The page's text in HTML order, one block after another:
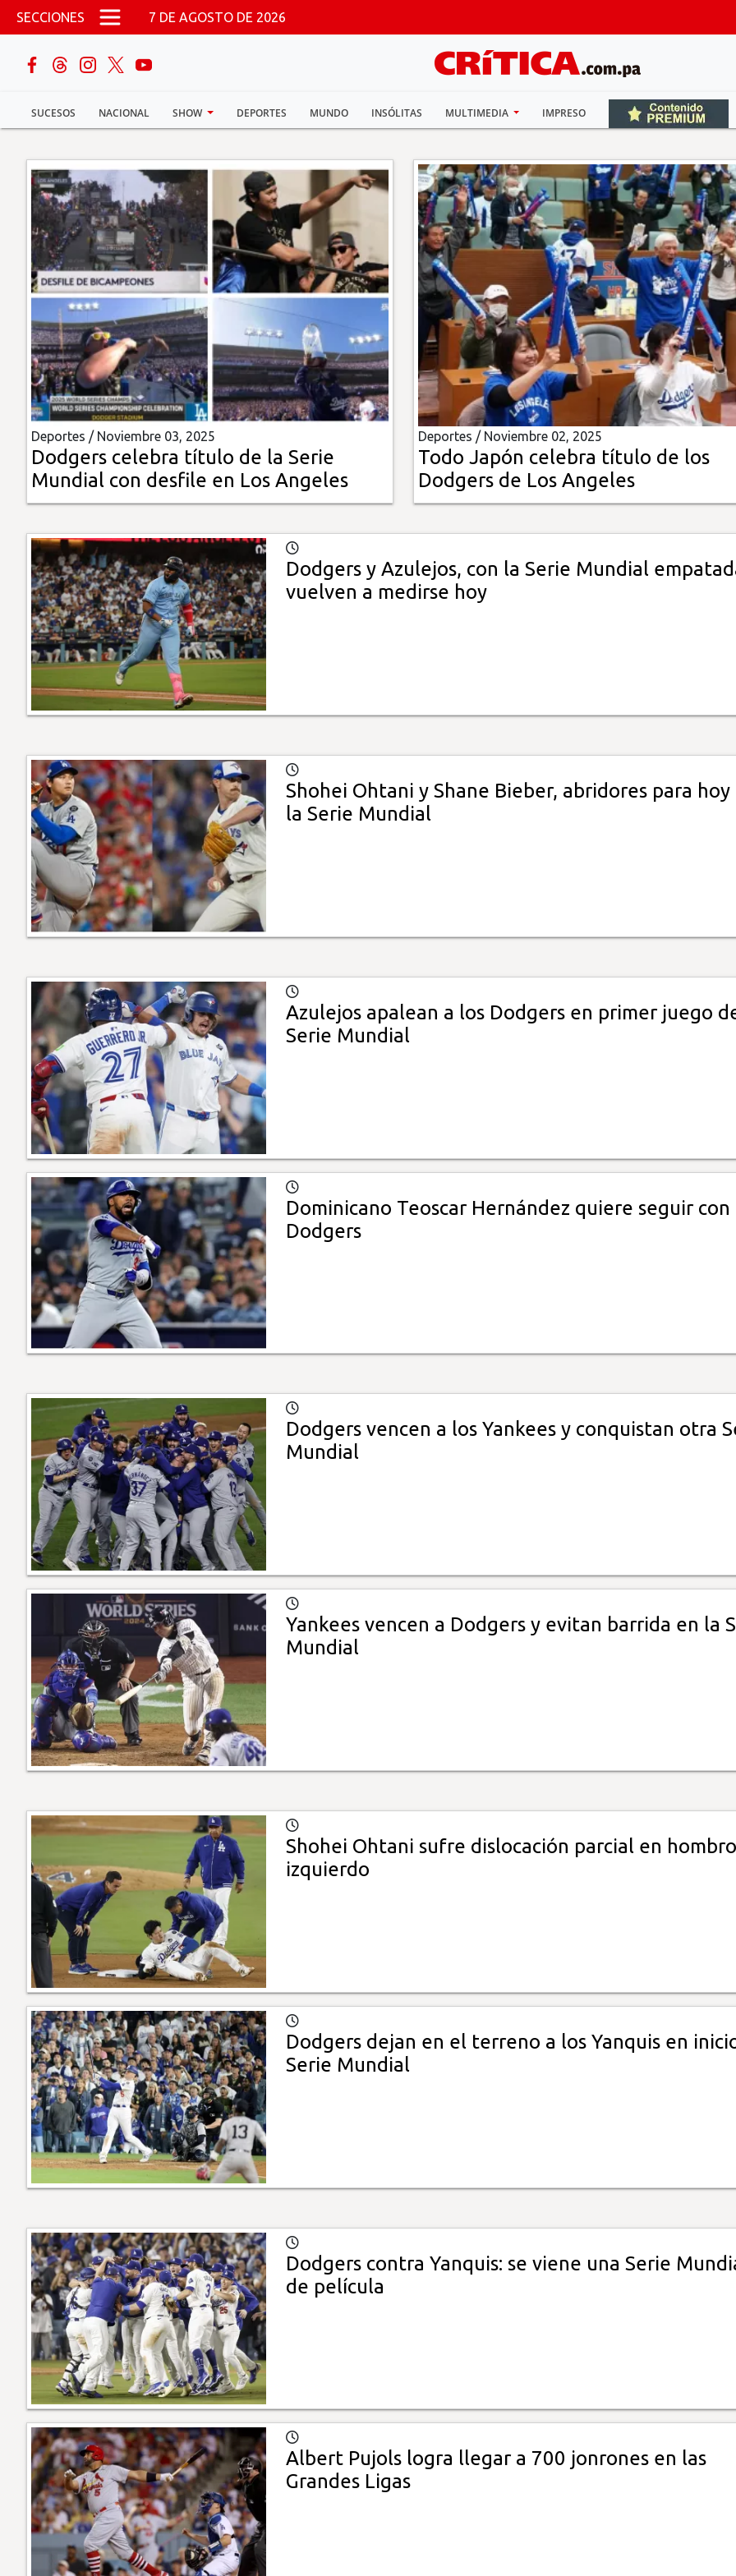
Pasar al contenido principal
SECCIONES 7 DE AGOSTO DE 2026
SUCESOS NACIONAL SHOW DEPORTES MUNDO INSÓLITAS MULTIMEDIA IMPRESO
buscar
Sucesos
Nacional
Política
Show
Deportes
Mundo
Insólitas
Multimedia
Impreso
Deportes / Noviembre 03, 2025
Dodgers celebra título de la Serie
Mundial con desfile en Los Angeles
Deportes / Noviembre 02, 2025
Todo Japón celebra título de los
Dodgers de Los Angeles
Dodgers y Azulejos, con la Serie Mundial
vuelven a medirse hoy
Shohei Ohtani y Shane Bieber, abridores para hoy
la Serie Mundial
Azulejos apalean a los Dodgers en primer juego
Serie Mundial
Dominicano Teoscar Hernández quiere seguir con
Dodgers
Dodgers vencen a los Yankees y conquistan otra
Mundial
Yankees vencen a Dodgers y evitan barrida en la
Mundial
Shohei Ohtani sufre dislocación parcial en hombro
izquierdo
Dodgers dejan en el terreno a los Yanquis en
Serie Mundial
Dodgers contra Yanquis: se viene una Serie
de película
Albert Pujols logra llegar a 700 jonrones en las
Grandes Ligas